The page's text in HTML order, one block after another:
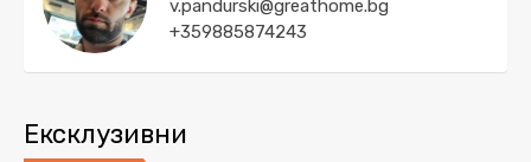
v.pandurski@greathome.bg
+359885874243
Ексклузивни